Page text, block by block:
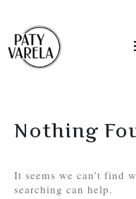
Nothing
It seems we can’t find
searching can help.